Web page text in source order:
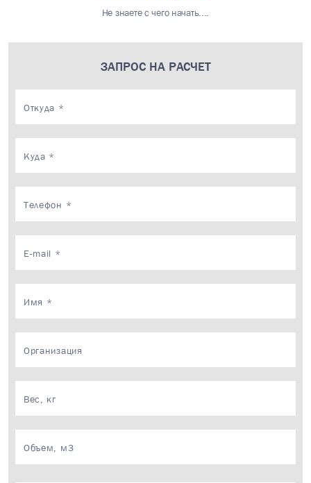
Не знаете с чего начать....
Ваш запрос
Менеджер свяжется с
время.
ЗАПРОС НА РАСЧЕТ